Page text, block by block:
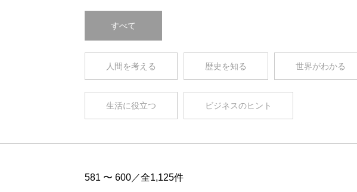
すべて
人間を考える 歴史を知る 世界がわかる
生活に役立つ ビジネスのヒント
581 〜 600／全1,125件